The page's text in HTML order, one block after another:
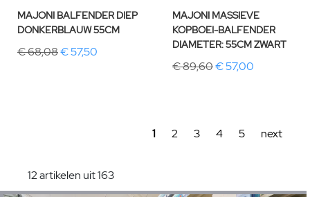
MAJONI BALFENDER DIEP
DONKERBLAUW 55CM
€ 68,08€ 57,50
MAJONI MASSIEVE
KOPBOEI-BALFENDER
DIAMETER: 55CM ZWART
€ 89,60€ 57,00
1 2 3 4 5 next
12 artikelen uit 163